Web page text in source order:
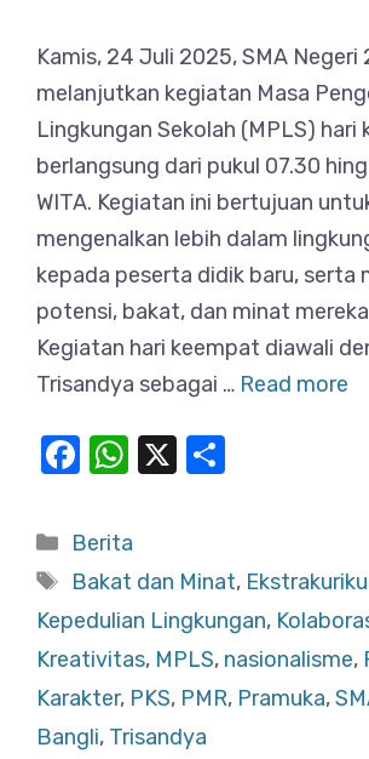
Kamis, 24 Juli 2025, SMA Negeri
melanjutkan kegiatan Masa
Lingkungan Sekolah (MPLS) hari
berlangsung dari pukul 07.30
WITA. Kegiatan ini bertujuan
mengenalkan lebih dalam
kepada peserta didik baru, serta
potensi, bakat, dan minat
Kegiatan hari keempat diawali
Trisandya sebagai … Read more
F
c
e
b
o
o
k
W
at
s
A
p
p
X
e
Categories
Berita
Tags
Bakat dan Minat,
Kepedulian Lingkungan,
Kreativitas, MPLS, nasionalisme,
Karakter, PKS, PMR, Pramuka,
Bangli, Trisandya